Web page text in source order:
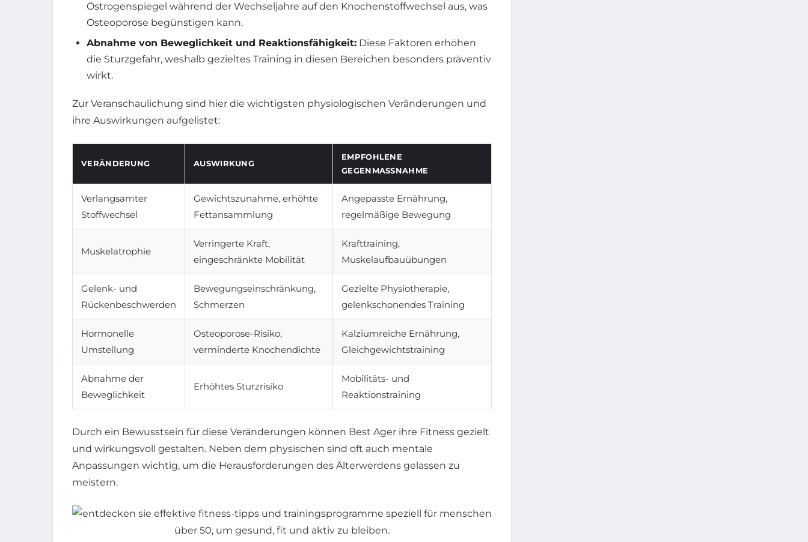
Östrogenspiegel während der Wechseljahre auf den Knochenstoffwechsel aus, was
Osteoporose begünstigen kann.
Abnahme von Beweglichkeit und Reaktionsfähigkeit: Diese Faktoren erhöhen
die Sturzgefahr, weshalb gezieltes Training in diesen Bereichen besonders präventiv
wirkt.
Zur Veranschaulichung sind hier die wichtigsten physiologischen Veränderungen und
ihre Auswirkungen aufgelistet:
VERÄNDERUNG AUSWIRKUNG
EMPFOHLENE
GEGENMASSNAHME
Verlangsamter
Stoffwechsel
Gewichtszunahme, erhöhte
Fettansammlung
Angepasste Ernährung,
regelmäßige Bewegung
Muskelatrophie
Verringerte Kraft,
eingeschränkte Mobilität
Krafttraining,
Muskelaufbauübungen
Gelenk- und
Rückenbeschwerden
Bewegungseinschränkung,
Schmerzen
Gezielte Physiotherapie,
gelenkschonendes Training
Hormonelle
Umstellung
Osteoporose-Risiko,
verminderte Knochendichte
Kalziumreiche Ernährung,
Gleichgewichtstraining
Abnahme der
Beweglichkeit
Erhöhtes Sturzrisiko
Mobilitäts- und
Reaktionstraining
Durch ein Bewusstsein für diese Veränderungen können Best Ager ihre Fitness gezielt
und wirkungsvoll gestalten. Neben dem physischen sind oft auch mentale
Anpassungen wichtig, um die Herausforderungen des Älterwerdens gelassen zu
meistern.